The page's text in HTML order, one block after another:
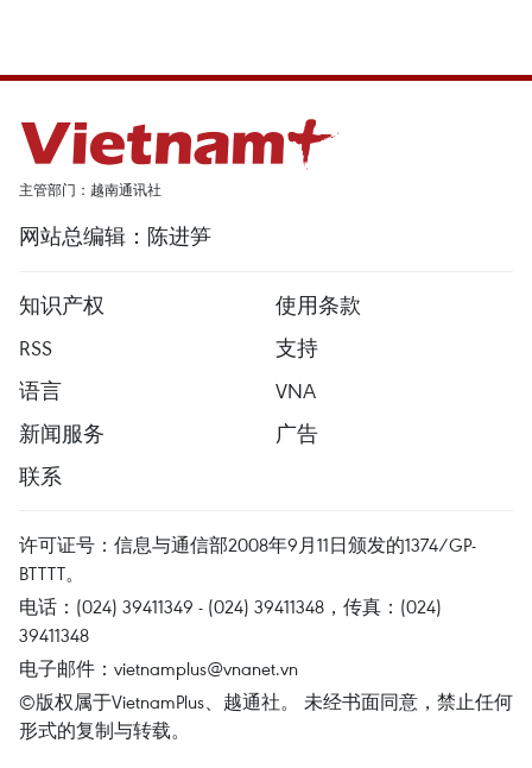
主管部门：越南通讯社
网站总编辑：陈进笋
知识产权
使用条款
RSS
支持
语言
VNA
新闻服务
广告
联系
许可证号：信息与通信部2008年9月11日颁发的1374/GP-
BTTTT。
电话：(024) 39411349 - (024) 39411348，传真：(024)
39411348
电子邮件： vietnamplus@vnanet.vn
©版权属于VietnamPlus、越通社。 未经书面同意，禁止任何
形式的复制与转载。